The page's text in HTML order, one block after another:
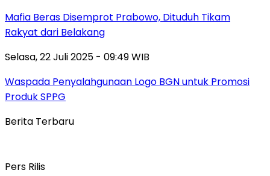
Mafia Beras Disemprot Prabowo, Dituduh Tikam
Rakyat dari Belakang
Selasa, 22 Juli 2025 - 09:49 WIB
Waspada Penyalahgunaan Logo BGN untuk Promosi
Produk SPPG
Berita Terbaru
Pers Rilis